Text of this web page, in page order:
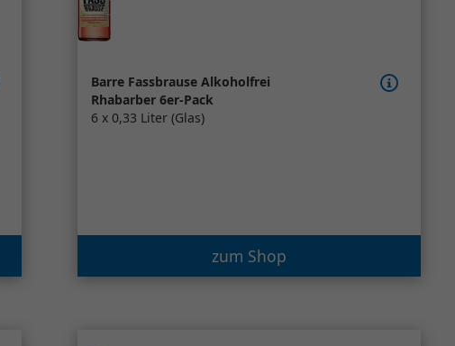
Barre Fassbrause Alkoholfrei
Rhabarber 6er-Pack
6 x 0,33 Liter (Glas)
zum Shop